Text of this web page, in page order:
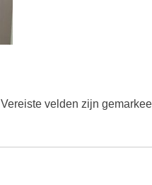
Vereiste velden zijn